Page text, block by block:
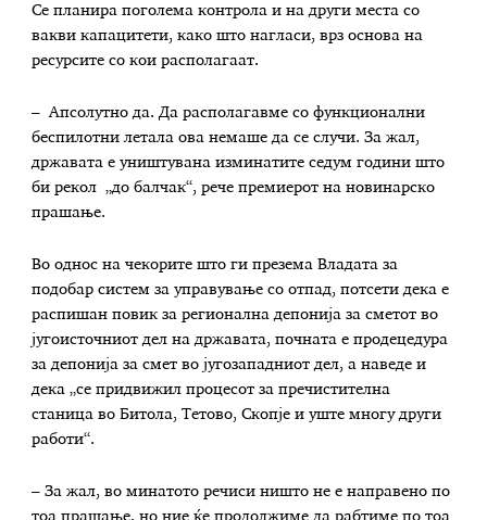
Се планира поголема контрола и на други места со
вакви капацитети, како што нагласи, врз основа на
ресурсите со кои располагаат.
– Апсолутно да. Да располагавме со функционални
беспилотни летала ова немаше да се случи. За жал,
државата е уништувана изминатите седум години што
би рекол „до балчак“, рече премиерот на новинарско
прашање.
Во однос на чекорите што ги презема Владата за
подобар систем за управување со отпад, потсети дека е
распишан повик за регионална депонија за сметот во
југоисточниот дел на државата, почната е продецедура
за депонија за смет во југозападниот дел, а наведе и
дека „се придвижил процесот за пречистителна
станица во Битола, Тетово, Скопје и уште многу други
работи“.
– За жал, во минатото речиси ништо не е направено по
тоа прашање, но ние ќе продолжиме да рабтиме по тоа